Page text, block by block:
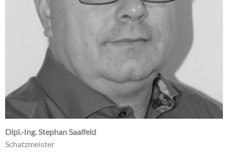
Dipl.-Ing. Stephan Saalfeld
Schatzmeister